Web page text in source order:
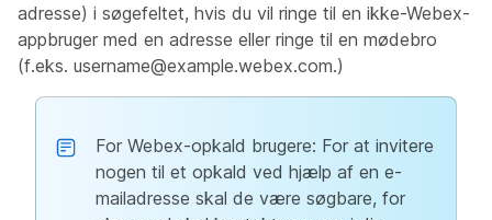
adresse) i søgefeltet, hvis du vil ringe til en ikke-Webex-
appbruger med en adresse eller ringe til en mødebro
(f.eks. username@example.webex.com.)
For Webex-opkald brugere: For at invitere
nogen til et opkald ved hjælp af en e-
mailadresse skal de være søgbare, for